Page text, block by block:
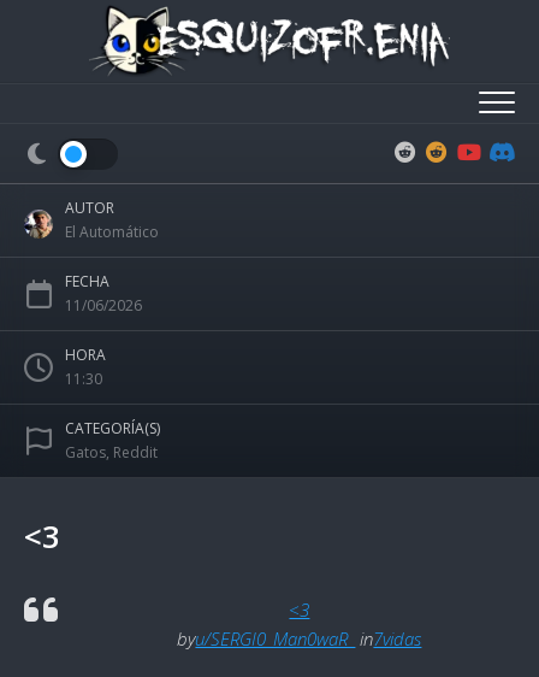
AUTOR
El Automático
FECHA
11/06/2026
HORA
11:30
CATEGORÍA(S)
Gatos, Reddit
<3
<3
byu/SERGI0_Man0waR_ in7vidas